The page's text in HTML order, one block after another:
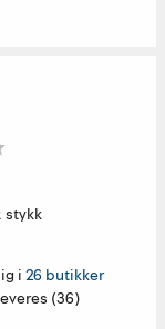
stykk
i 26 butikker
(36)